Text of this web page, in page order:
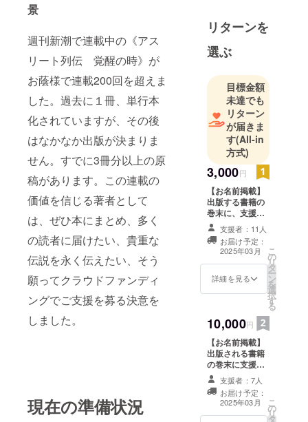
景
週刊新潮で連載中の《アス
リート列伝 覚醒の時》が
お蔭様で連載200回を超えま
した。過去に１冊、単行本
化されていますが、その後
はなかなか出版が決まりま
せん。すでに3冊分以上の原
稿があります。この連載の
価値を信じる著者として
は、ぜひ本にまとめ、多く
の読者に届けたい、貴重な
伝説を永く伝えたい、そう
願ってクラウドファンディ
ングでご支援を募る決意を
しました。
現在の準備状況
来の目的を
いる中、改
めてスポー
ツの哲学・
意義に基づ
いた改革・
提言を行う
ことを目的
にしていま
す。大半の
スポーツは
勝負を争う
前提でルー
ルが規定さ
れています
が、その究
極の目的は
く、自己と
向き合うこ
とであり、
勝負を超え
て友情を培
うことで
リターンを
選ぶ
目標金額
未達でも
リターン
が届きま
す(All-in
方式)
3,000円
【お名前掲載】
出版する書籍の
巻末に、支援者
様のお名前
（ニックネー
ム）を掲載しま
す。 ・支援時、
必ず備考欄に希
望されるお名前
た書籍を１冊、
著者（小林信
也）の署名を入
れてご提供しま
す。支援者様の
お名前も記させ
ていただきま
す。出版する書
籍は140ページ
支援者：11人
お届け予定：
2025年03月
詳細を見る
こ
の
リ
タ
ー
ン
を
選
択
す
る
10,000円
【お名前掲載】
出版される書籍
の巻末に支援者
様のお名前
（ニックネー
ム）を掲載しま
す。 ・支援時、
必ず備考欄に希
支援者：7人
お届け予定：
2025年03月
こ
の
リ
タ